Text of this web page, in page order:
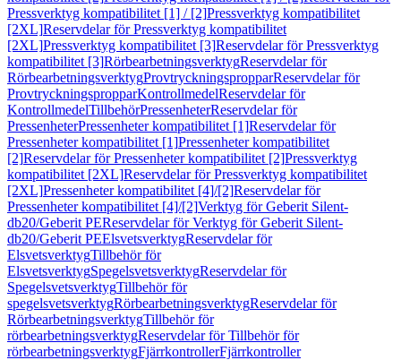
Pressverktyg kompatibilitet [1] / [2]Pressverktyg kompatibilitet
[2XL]Reservdelar för Pressverktyg kompatibilitet
[2XL]Pressverktyg kompatibilitet [3]Reservdelar för Pressverktyg
kompatibilitet [3]RörbearbetningsverktygReservdelar för
RörbearbetningsverktygProvtryckningspropparReservdelar för
ProvtryckningspropparKontrollmedelReservdelar för
KontrollmedelTillbehörPressenheterReservdelar för
PressenheterPressenheter kompatibilitet [1]Reservdelar för
Pressenheter kompatibilitet [1]Pressenheter kompatibilitet
[2]Reservdelar för Pressenheter kompatibilitet [2]Pressverktyg
kompatibilitet [2XL]Reservdelar för Pressverktyg kompatibilitet
[2XL]Pressenheter kompatibilitet [4]/[2]Reservdelar för
Pressenheter kompatibilitet [4]/[2]Verktyg för Geberit Silent-
db20/Geberit PEReservdelar för Verktyg för Geberit Silent-
db20/Geberit PEElsvetsverktygReservdelar för
ElsvetsverktygTillbehör för
ElsvetsverktygSpegelsvetsverktygReservdelar för
SpegelsvetsverktygTillbehör för
spegelsvetsverktygRörbearbetningsverktygReservdelar för
RörbearbetningsverktygTillbehör för
rörbearbetningsverktygReservdelar för Tillbehör för
rörbearbetningsverktygFjärrkontrollerFjärrkontroller